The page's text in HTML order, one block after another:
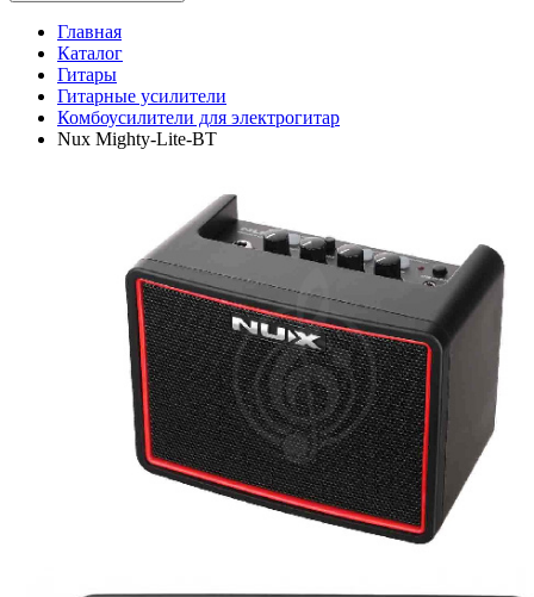
Главная
Каталог
Гитары
Гитарные усилители
Комбоусилители для электрогитар
Nux Mighty-Lite-BT